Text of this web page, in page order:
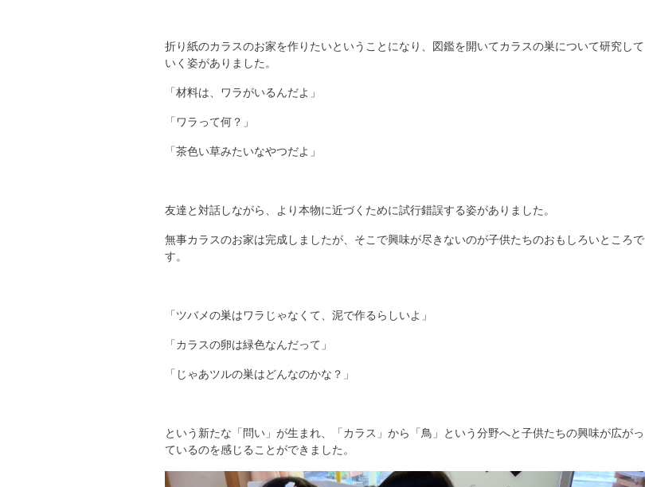
折り紙のカラスのお家を作りたいということになり、図鑑を開いてカラスの巣について研究して
いく姿がありました。
「材料は、ワラがいるんだよ」
「ワラって何？」
「茶色い草みたいなやつだよ」
友達と対話しながら、より本物に近づくために試行錯誤する姿がありました。
無事カラスのお家は完成しましたが、そこで興味が尽きないのが子供たちのおもしろいところで
す。
「ツバメの巣はワラじゃなくて、泥で作るらしいよ」
「カラスの卵は緑色なんだって」
「じゃあツルの巣はどんなのかな？」
という新たな「問い」が生まれ、「カラス」から「鳥」という分野へと子供たちの興味が広がっ
ているのを感じることができました。